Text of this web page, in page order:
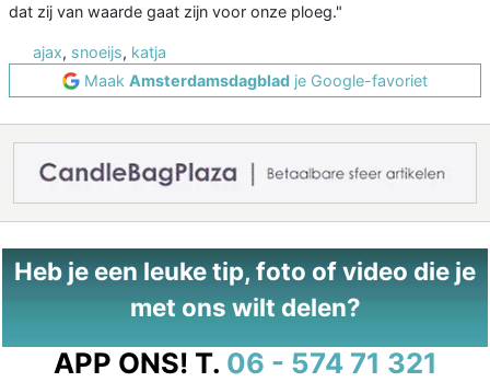
dat zij van waarde gaat zijn voor onze ploeg."
ajax, snoeijs, katja
Maak Amsterdamsdagblad je Google-favoriet
Heb je een leuke tip, foto of video die je
met ons wilt delen?
APP ONS! T. 06 - 574 71 321